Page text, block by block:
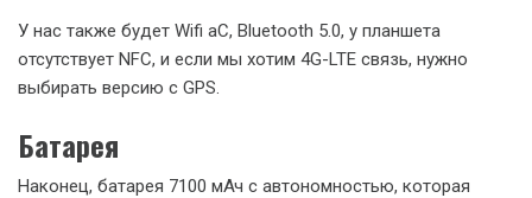
У нас также будет Wifi aC, Bluetooth 5.0, у планшета
отсутствует NFC, и если мы хотим 4G-LTE связь, нужно
выбирать версию с GPS.
Батарея
Наконец, батарея 7100 мАч с автономностью, которая